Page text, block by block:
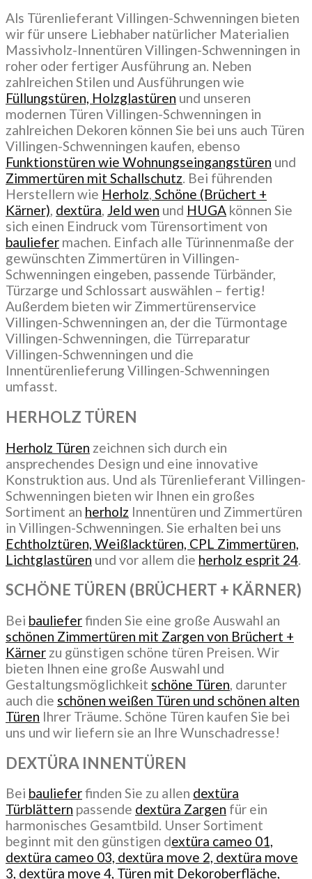
Als Türenlieferant Villingen-Schwenningen bieten
wir für unsere Liebhaber natürlicher Materialien
Massivholz-Innentüren Villingen-Schwenningen in
roher oder fertiger Ausführung an. Neben
zahlreichen Stilen und Ausführungen wie
Füllungstüren, Holzglastüren und unseren
modernen Türen Villingen-Schwenningen in
zahlreichen Dekoren können Sie bei uns auch Türen
Villingen-Schwenningen kaufen, ebenso
Funktionstüren wie Wohnungseingangstüren und
Zimmertüren mit Schallschutz. Bei führenden
Herstellern wie Herholz, Schöne (Brüchert +
Kärner), dextüra, Jeld wen und HUGA können Sie
sich einen Eindruck vom Türensortiment von
bauliefer machen. Einfach alle Türinnenmaße der
gewünschten Zimmertüren in Villingen-
Schwenningen eingeben, passende Türbänder,
Türzarge und Schlossart auswählen – fertig!
Außerdem bieten wir Zimmertürenservice
Villingen-Schwenningen an, der die Türmontage
Villingen-Schwenningen, die Türreparatur
Villingen-Schwenningen und die
Innentürenlieferung Villingen-Schwenningen
umfasst.
HERHOLZ TÜREN
Herholz Türen zeichnen sich durch ein
ansprechendes Design und eine innovative
Konstruktion aus. Und als Türenlieferant Villingen-
Schwenningen bieten wir Ihnen ein großes
Sortiment an herholz Innentüren und Zimmertüren
in Villingen-Schwenningen. Sie erhalten bei uns
Echtholztüren, Weißlacktüren, CPL Zimmertüren,
Lichtglastüren und vor allem die herholz esprit 24
SCHÖNE TÜREN (BRÜCHERT + KÄRNER)
Bei baulieferfinden Sie eine große Auswahl an
schönen Zimmertüren mit Zargen von Brüchert +
Kärner zu günstigen schöne türen Preisen. Wir
bieten Ihnen eine große Auswahl und
Gestaltungsmöglichkeit schöne Türen, darunter
auch die schönen weißen Türen und schönen alten
Türen Ihrer Träume. Schöne Türen kaufen Sie bei
uns und wir liefern sie an Ihre Wunschadresse!
DEXTÜRA INNENTÜREN
Bei baulieferfinden Sie zu allen dextüra
Türblättern passende dextüra Zargen für ein
harmonisches Gesamtbild. Unser Sortiment
beginnt mit den günstigen dextüra cameo 01,
dextüra cameo 03, dextüra move 2, dextüra move
3, dextüra move 4, Türen mit Dekoroberfläche,